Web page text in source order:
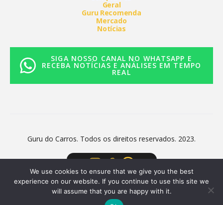
Geral
Guru Recomenda
Mercado
Notícias
SIGA NOSSO CANAL NO WHATSAPP E
RECEBA NOTÍCIAS E ANÁLISES EM TEMPO
REAL
Guru do Carros. Todos os direitos reservados. 2023.
We use cookies to ensure that we give you the best
experience on our website. If you continue to use this site we
will assume that you are happy with it.